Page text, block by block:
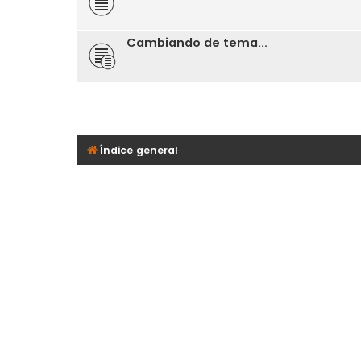
Cambiando de tema...
Índice general